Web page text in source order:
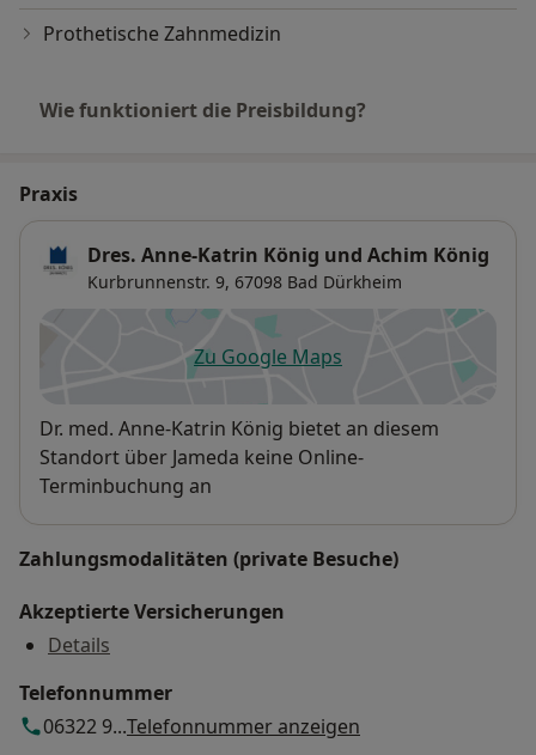
Prothetische Zahnmedizin
Wie funktioniert die Preisbildung?
Praxis
Dres. Anne-Katrin König und Achim König
Kurbrunnenstr. 9, 67098 Bad Dürkheim
Zu Google Mapsöffnet in einer neuen
Verfügbarkeit
Dr. med. Anne-Katrin König bietet an diesem
Standort über Jameda keine Online-
Terminbuchung an
Zahlungsmodalitäten (private Besuche)
Akzeptierte Versicherungen
Details
Telefonnummer
06322 9...Telefonnummer anzeigen